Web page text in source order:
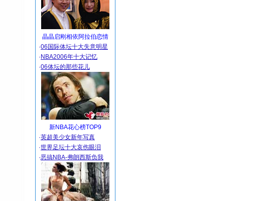
晶晶启刚相依阿拉伯恋情
·06国际体坛十大失意明星
· NBA2006年十大记忆
·06体坛的那些花儿
新NBA花心榜TOP9
·英超美少女新年写真
·世界足坛十大哀伤眼泪
·恶搞NBA-弗朗西斯负我